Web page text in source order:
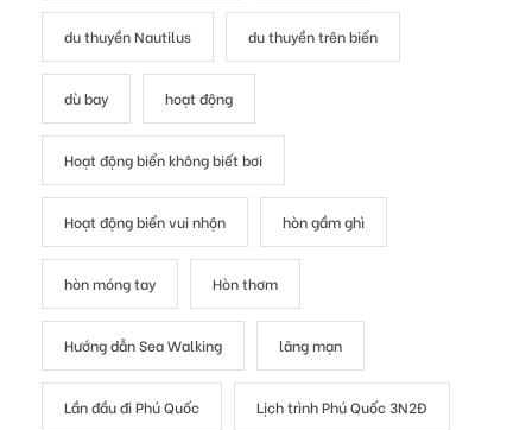
du thuyền Nautilus du thuyền trên biển
dù bay hoạt động
Hoạt động biển không biết bơi
Hoạt động biển vui nhộn hòn gầm ghì
hòn móng tay Hòn thơm
Hướng dẫn Sea Walking lãng mạn
Lần đầu đi Phú Quốc Lịch trình Phú Quốc 3N2Đ